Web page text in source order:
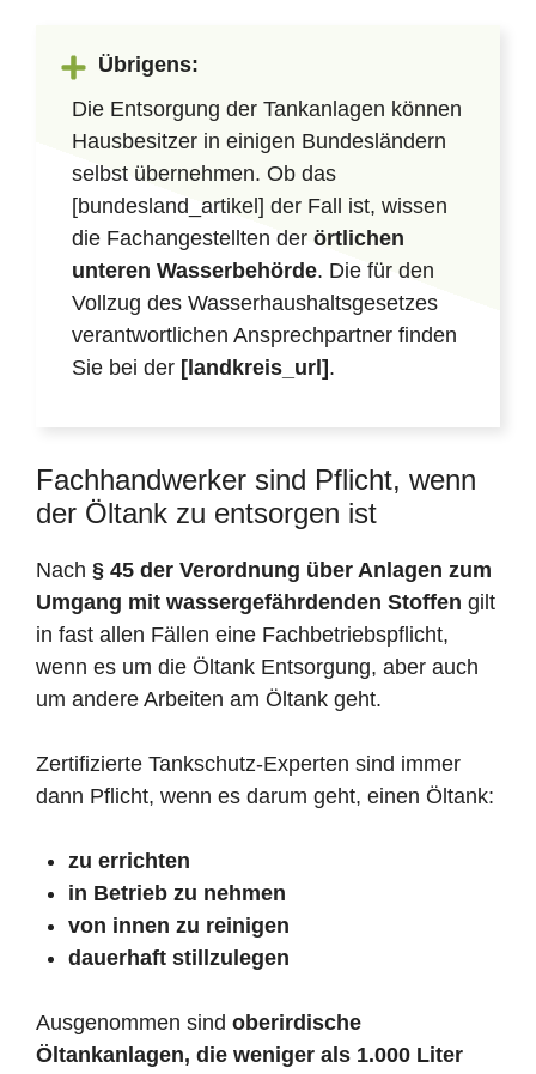
Übrigens:
Die Entsorgung der Tankanlagen können
Hausbesitzer in einigen Bundesländern
selbst übernehmen. Ob das
[bundesland_artikel] der Fall ist, wissen
die Fachangestellten der örtlichen
unteren Wasserbehörde. Die für den
Vollzug des Wasserhaushaltsgesetzes
verantwortlichen Ansprechpartner finden
Sie bei der [landkreis_url] .
Fachhandwerker sind Pflicht, wenn
der Öltank zu entsorgen ist
Nach § 45 der Verordnung über Anlagen zum
Umgang mit wassergefährdenden Stoffen gilt
in fast allen Fällen eine Fachbetriebspflicht,
wenn es um die Öltank Entsorgung, aber auch
um andere Arbeiten am Öltank geht.
Zertifizierte Tankschutz-Experten sind immer
dann Pflicht, wenn es darum geht, einen Öltank:
zu errichten
in Betrieb zu nehmen
von innen zu reinigen
dauerhaft stillzulegen
Ausgenommen sind oberirdische
Öltankanlagen, die weniger als 1.000 Liter